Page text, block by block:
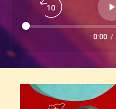
0:00 /